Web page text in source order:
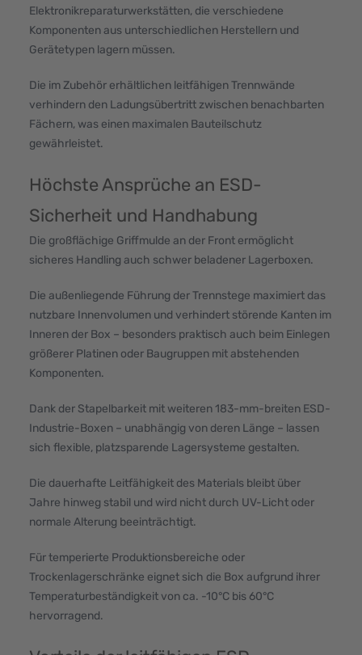
Elektronikreparaturwerkstätten, die verschiedene
Komponenten aus unterschiedlichen Herstellern und
Gerätetypen lagern müssen.
Die im Zubehör erhältlichen leitfähigen Trennwände
verhindern den Ladungsübertritt zwischen benachbarten
Fächern, was einen maximalen Bauteilschutz
gewährleistet.
Höchste Ansprüche an ESD-
Sicherheit und Handhabung
Die großflächige Griffmulde an der Front ermöglicht
sicheres Handling auch schwer beladener Lagerboxen.
Die außenliegende Führung der Trennstege maximiert das
nutzbare Innenvolumen und verhindert störende Kanten im
Inneren der Box – besonders praktisch auch beim Einlegen
größerer Platinen oder Baugruppen mit abstehenden
Komponenten.
Dank der Stapelbarkeit mit weiteren 183-mm-breiten ESD-
Industrie-Boxen – unabhängig von deren Länge – lassen
sich flexible, platzsparende Lagersysteme gestalten.
Die dauerhafte Leitfähigkeit des Materials bleibt über
Jahre hinweg stabil und wird nicht durch UV-Licht oder
normale Alterung beeinträchtigt.
Für temperierte Produktionsbereiche oder
Trockenlagerschränke eignet sich die Box aufgrund ihrer
Temperaturbeständigkeit von ca. -10°C bis 60°C
hervorragend.